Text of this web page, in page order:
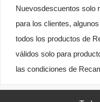
Nuevosdescuentos solo
para los clientes,
todos los productos de
válidos solo para
las condiciones de